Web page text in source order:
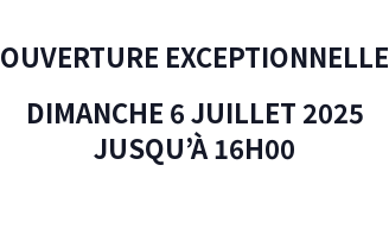
OUVERTURE EXCEPTIONNELLE
DIMANCHE 6 JUILLET 2025
JUSQU’À 16H00